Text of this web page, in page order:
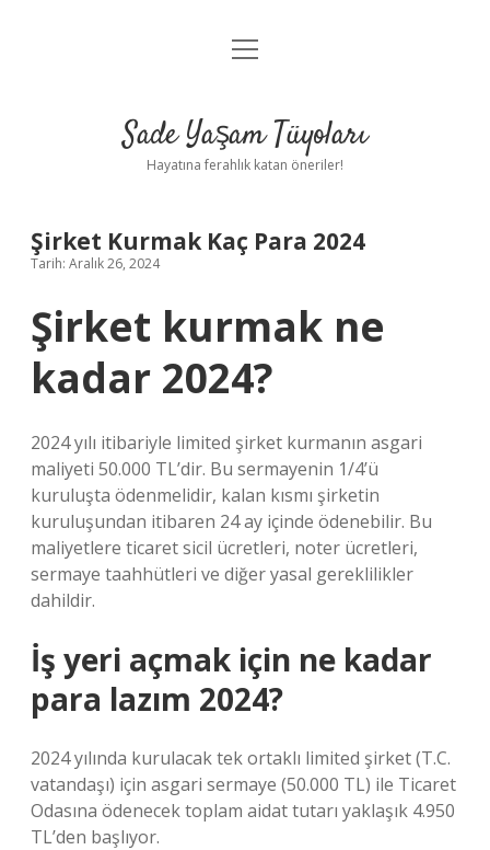
Anasayfa
Yasal Uyarı
menüyü
Sade Yaşam Tüyoları
Hayatına ferahlık katan öneriler!
Şirket Kurmak Kaç Para 2024
Tarih: Aralık 26, 2024
Şirket kurmak ne
kadar 2024?
2024 yılı itibariyle limited şirket kurmanın asgari
maliyeti 50.000 TL’dir. Bu sermayenin 1/4’ü
kuruluşta ödenmelidir, kalan kısmı şirketin
kuruluşundan itibaren 24 ay içinde ödenebilir. Bu
maliyetlere ticaret sicil ücretleri, noter ücretleri,
sermaye taahhütleri ve diğer yasal gereklilikler
dahildir.
İş yeri açmak için ne kadar
para lazım 2024?
2024 yılında kurulacak tek ortaklı limited şirket (T.C.
vatandaşı) için asgari sermaye (50.000 TL) ile Ticaret
Odasına ödenecek toplam aidat tutarı yaklaşık 4.950
TL’den başlıyor.